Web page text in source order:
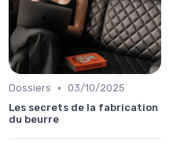
Dossiers • 03/10/2025
Les secrets de la fabrication
du beurre